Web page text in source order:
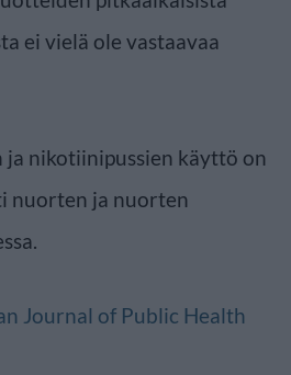
ei vielä ole vastaavaa
ja nikotiinipussien käyttö on
nuorten ja nuorten
Journal of Public Health